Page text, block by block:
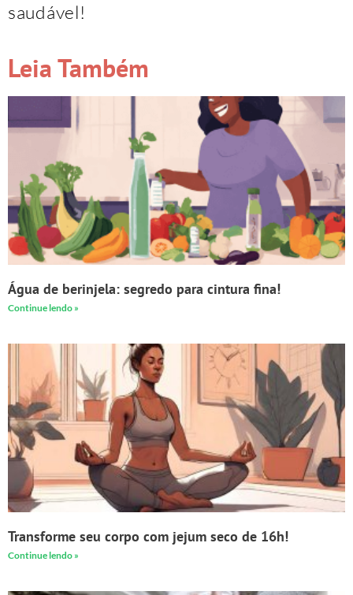
saudável!
Leia Também
Água de berinjela: segredo para cintura fina!
Continue lendo »
Transforme seu corpo com jejum seco de 16h!
Continue lendo »